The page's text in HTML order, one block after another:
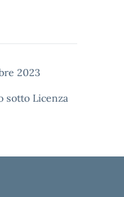
2023
sotto Licenza